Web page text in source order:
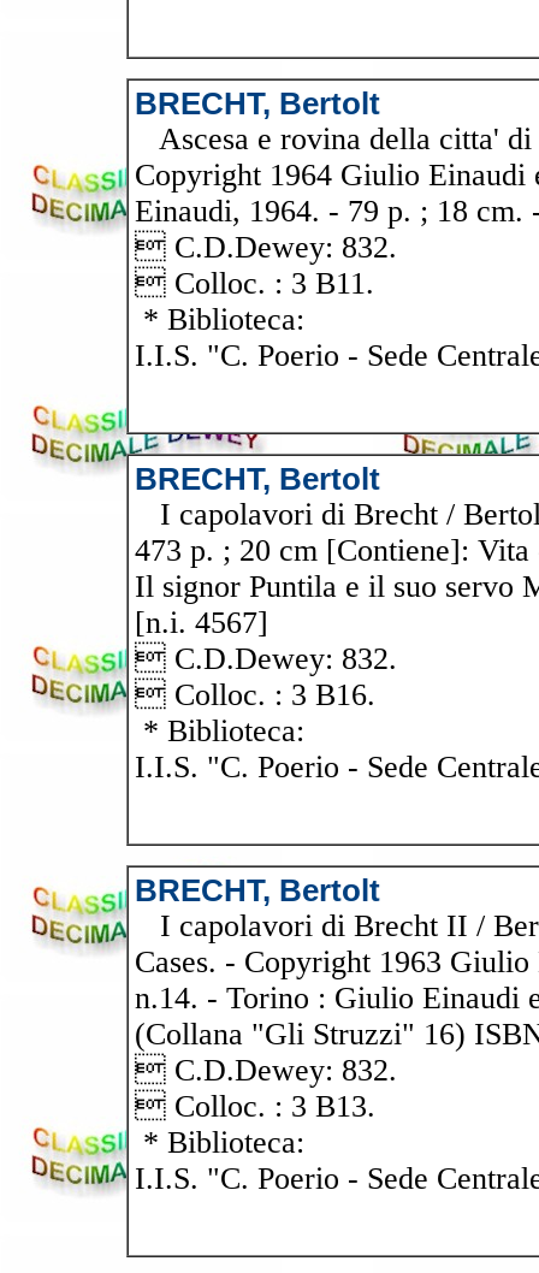
BRECHT, Bertolt
Ascesa e rovina della citta'
Copyright 1964 Giulio Einaudi
Einaudi, 1964. - 79 p. ; 18
 C.D.Dewey: 832.
 Colloc. : 3 B11.
* Biblioteca:
I.I.S. "C. Poerio - Sede
BRECHT, Bertolt
I capolavori di Brecht /
473 p. ; 20 cm [Contiene]:
Il signor Puntila e il suo servo
[n.i. 4567]
 C.D.Dewey: 832.
 Colloc. : 3 B16.
* Biblioteca:
I.I.S. "C. Poerio - Sede
BRECHT, Bertolt
I capolavori di Brecht II /
Cases. - Copyright 1963
n.14. - Torino : Giulio Einaudi
(Collana "Gli Struzzi" 16)
 C.D.Dewey: 832.
 Colloc. : 3 B13.
* Biblioteca:
I.I.S. "C. Poerio - Sede